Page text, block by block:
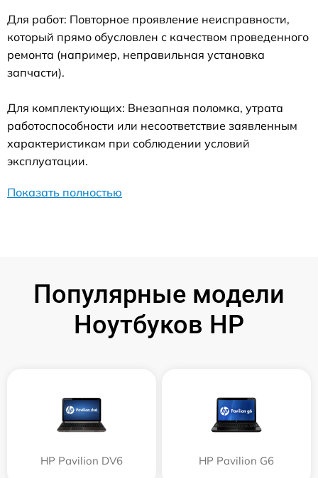
Для работ: Повторное проявление неисправности,
который прямо обусловлен с качеством проведенного
ремонта (например, неправильная установка
запчасти).
Для комплектующих: Внезапная поломка, утрата
работоспособности или несоответствие заявленным
характеристикам при соблюдении условий
эксплуатации.
Показать полностью
Популярные модели
Ноутбуков HP
HP Pavilion DV6 HP Pavilion G6